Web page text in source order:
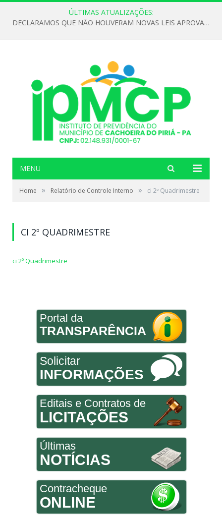
ÚLTIMAS ATUALIZAÇÕES:
DECLARAMOS QUE NÃO HOUVERAM NOVAS LEIS APROVADAS ATÉ O MOMENTO PARA O INSTITUTO DE PREVIDÊNCIA NO ANO DE 2026
MENU
Home » Relatório de Controle Interno » ci 2º Quadrimestre
CI 2º QUADRIMESTRE
ci 2º Quadrimestre
Portal da
TRANSPARÊNCIA
Solicitar
INFORMAÇÕES
Editais e Contratos de
LICITAÇÕES
Últimas
NOTÍCIAS
Contracheque
ONLINE